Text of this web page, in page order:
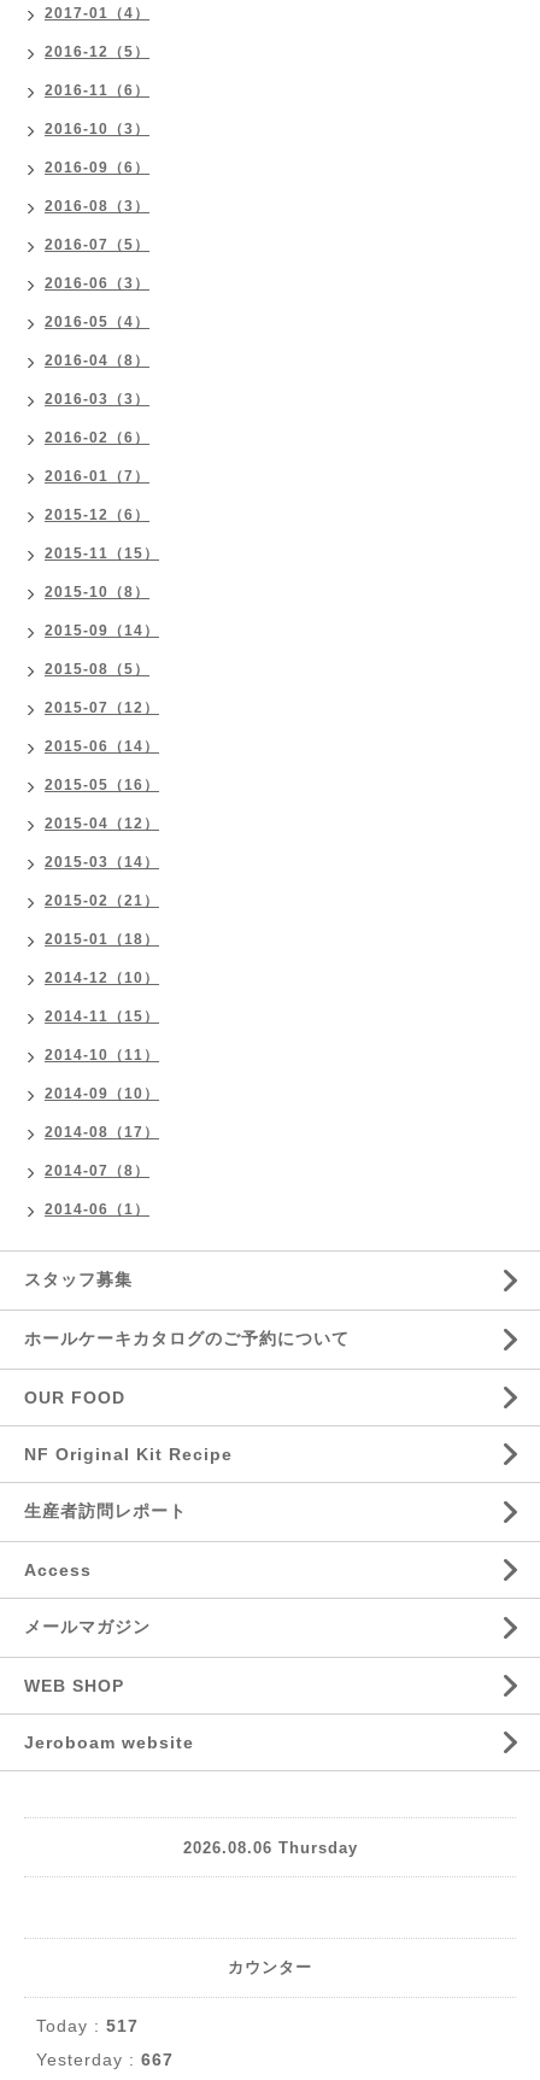
2017-01（4）
2016-12（5）
2016-11（6）
2016-10（3）
2016-09（6）
2016-08（3）
2016-07（5）
2016-06（3）
2016-05（4）
2016-04（8）
2016-03（3）
2016-02（6）
2016-01（7）
2015-12（6）
2015-11（15）
2015-10（8）
2015-09（14）
2015-08（5）
2015-07（12）
2015-06（14）
2015-05（16）
2015-04（12）
2015-03（14）
2015-02（21）
2015-01（18）
2014-12（10）
2014-11（15）
2014-10（11）
2014-09（10）
2014-08（17）
2014-07（8）
2014-06（1）
スタッフ募集
ホールケーキカタログのご予約について
OUR FOOD
NF Original Kit Recipe
生産者訪問レポート
Access
メールマガジン
WEB SHOP
Jeroboam website
2026.08.06 Thursday
カウンター
Today : 517
Yesterday : 667